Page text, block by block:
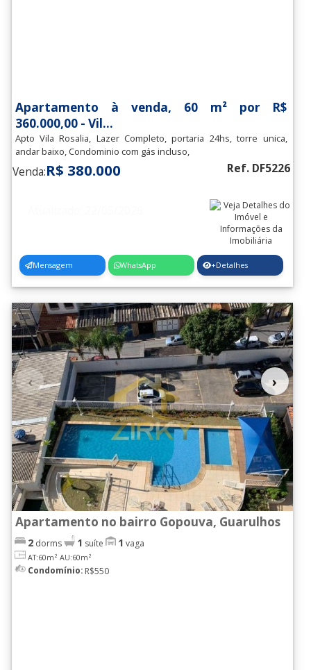
Apartamento à venda, 60 m² por R$
360.000,00 - Vil...
Apto Vila Rosalia, Lazer Completo, portaria 24hs, torre unica,
andar baixo, Condominio com gás incluso,
Venda:R$ 380.000 Ref. DF5226
Mensagem WhatsApp +Detalhes
‹ ›
Apartamento no bairro Gopouva, Guarulhos
2 dorms 1 suíte 1 vaga
AT:60m² AU:60m²
Condomínio: R$550